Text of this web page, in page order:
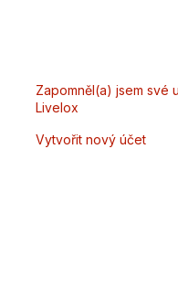
Zapomněl(a) jsem své
Livelox
Vytvořit nový účet